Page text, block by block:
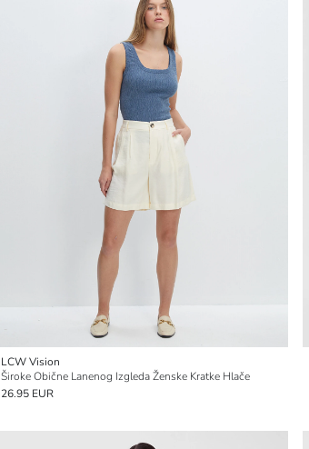
LCW Vision
Široke Obične Lanenog Izgleda Ženske Kratke Hlače
26.95 EUR